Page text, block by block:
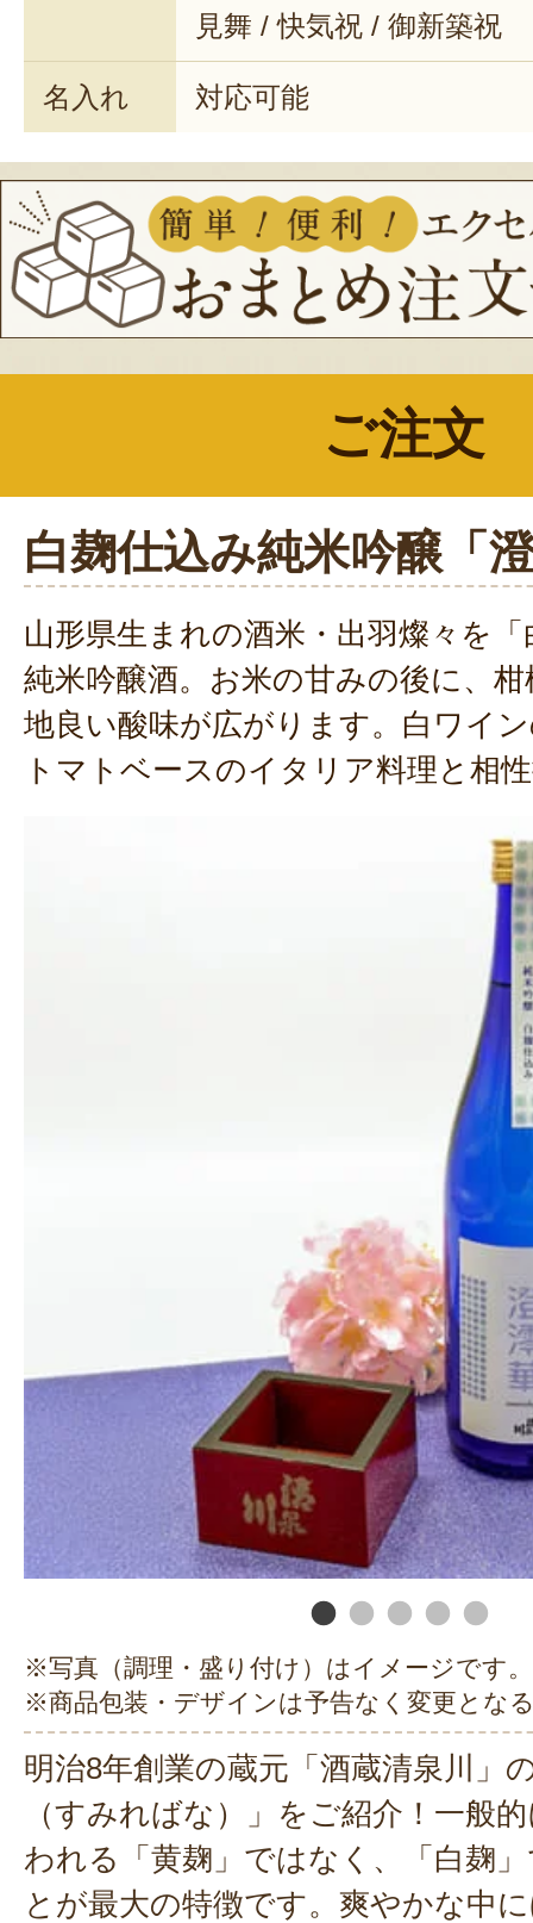
見舞 / 快気祝 / 御新築祝
名入れ 対応可能
ご注文
白麹仕込み純米吟醸「
山形県生まれの酒米・出羽燦々を
純米吟醸酒。お米の甘みの後に、
地良い酸味が広がります。白ワイ
トマトベースのイタリア料理と相
※写真（調理・盛り付け）はイメージです。
※商品包装・デザインは予告なく変更とな
明治8年創業の蔵元「酒蔵清泉川」
（すみればな）」をご紹介！一般
われる「黄麹」ではなく、「白麹
とが最大の特徴です。爽やかな中